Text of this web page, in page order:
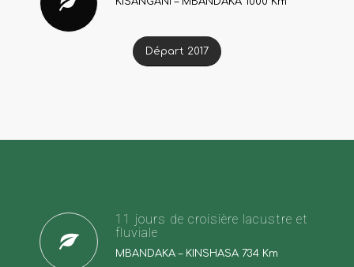
Départ 2017
11 jours de croisière lacustre et
fluviale
MBANDAKA – KINSHASA 734 Km